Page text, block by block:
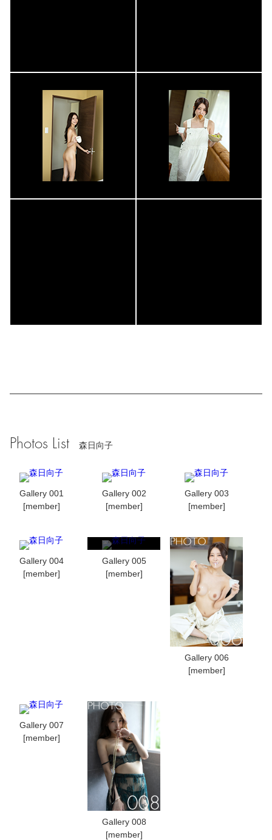
Photos List 森日向子
Gallery 001
[member]
Gallery 002
[member]
Gallery 003
[member]
Gallery 004
[member]
Gallery 005
[member]
Gallery 006
[member]
Gallery 007
[member]
Gallery 008
[member]